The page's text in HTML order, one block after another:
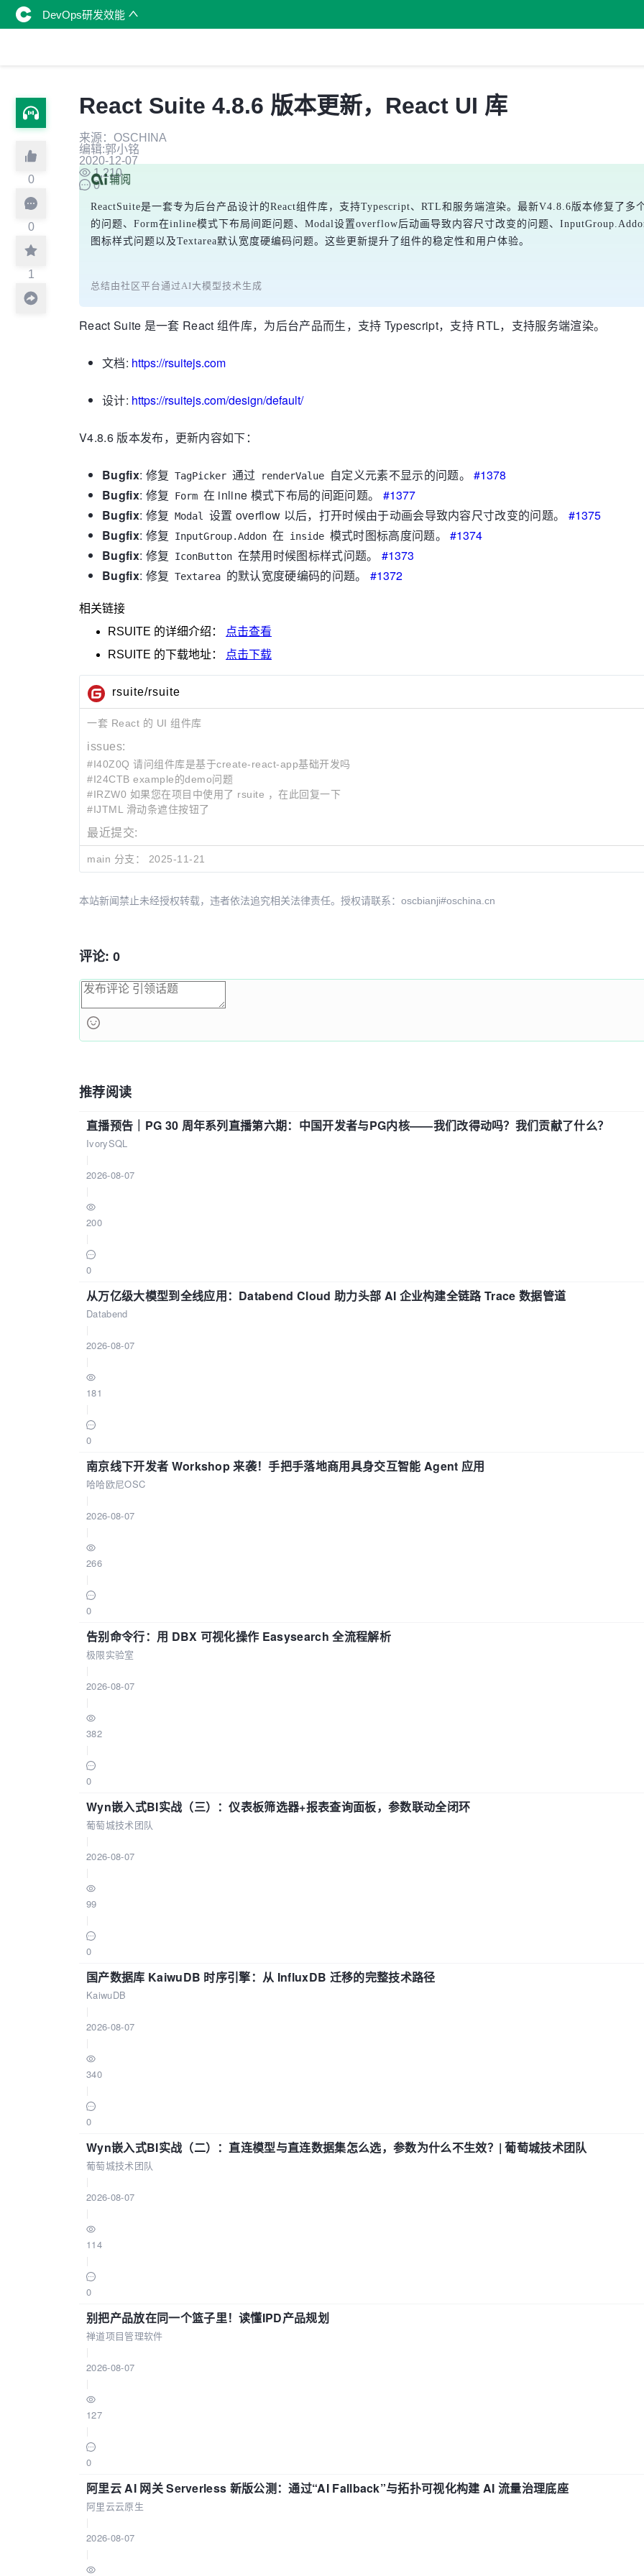
DevOps研发效能
0
0
1
React Suite 4.8.6 版本更新，React UI 库
来源：OSCHINA
编辑:郭小铭
2020-12-07
1,210
0
ReactSuite是一套专为后台产品设计的React组件库，支持Typescript、RTL和服务端渲染。最新V4.8.6版本修复了多
的问题、Form在inline模式下布局间距问题、Modal设置overflow后动画导致内容尺寸改变的问题、
图标样式问题以及Textarea默认宽度硬编码问题。这些更新提升了组件的稳定性和用户体验。
总结由社区平台通过AI大模型技术生成
React Suite 是一套 React 组件库，为后台产品而生，支持 Typescript，支持 RTL，支持服务端渲染。
文档: https://rsuitejs.com
设计: https://rsuitejs.com/design/default/
V4.8.6 版本发布，更新内容如下：
Bugfix: 修复 TagPicker 通过 renderValue 自定义元素不显示的问题。#1378
Bugfix: 修复 Form 在 inline 模式下布局的间距问题。 #1377
Bugfix: 修复 Modal 设置 overflow 以后，打开时候由于动画会导致内容尺寸改变的问题。 #1375
Bugfix: 修复 InputGroup.Addon 在 inside 模式时图标高度问题。#1374
Bugfix: 修复 IconButton 在禁用时候图标样式问题。#1373
Bugfix: 修复 Textarea 的默认宽度硬编码的问题。#1372
相关链接
RSUITE 的详细介绍：
点击查看
RSUITE 的下载地址： 点击下载
rsuite/rsuite
一套 React 的 UI 组件库
issues:
#I40Z0Q 请问组件库是基于create-react-app基础开发吗
#I24CTB example的demo问题
#IRZW0 如果您在项目中使用了 rsuite ，在此回复一下
#IJTML 滑动条遮住按钮了
最近提交:
27610dd9
docs: fix duplicate build id in styles chunk filename
main 分支： 2025-11-21
本站新闻禁止未经授权转载，违者依法追究相关法律责任。授权请联系：oscbianji#oschina.cn
评论: 0
推荐阅读
直播预告｜PG 30 周年系列直播第六期：中国开发者与PG内核——我们改得动吗？我们贡献了什么？
IvorySQL
2026-08-07
200
0
从万亿级大模型到全线应用：Databend Cloud 助力头部 AI 企业构建全链路 Trace 数据管道
Databend
2026-08-07
181
0
南京线下开发者 Workshop 来袭！手把手落地商用具身交互智能 Agent 应用
哈哈欧尼OSC
2026-08-07
266
0
告别命令行：用 DBX 可视化操作 Easysearch 全流程解析
极限实验室
2026-08-07
382
0
Wyn嵌入式BI实战（三）：仪表板筛选器+报表查询面板，参数联动全闭环
葡萄城技术团队
2026-08-07
99
0
国产数据库 KaiwuDB 时序引擎：从 InfluxDB 迁移的完整技术路径
KaiwuDB
2026-08-07
340
0
Wyn嵌入式BI实战（二）：直连模型与直连数据集怎么选，参数为什么不生效？| 葡萄城技术团队
葡萄城技术团队
2026-08-07
114
0
别把产品放在同一个篮子里！读懂IPD产品规划
禅道项目管理软件
2026-08-07
127
0
阿里云 AI 网关 Serverless 新版公测：通过“AI Fallback”与拓扑可视化构建 AI 流量治理底座
阿里云云原生
2026-08-07